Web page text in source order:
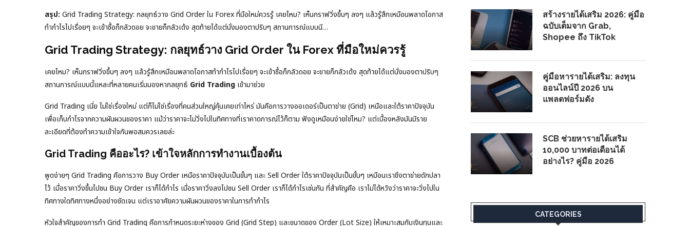
สรุป: Grid Trading Strategy: กลยุทธ์วาง Grid Order ใน Forex ที่มือใหม่ควรรู้ เคยไหม? เห็นกราฟวิ่งขึ้นๆ ลงๆ แล้วรู้สึกเหมือนพลาดโอกาส
ทำกำไรไปเรื่อยๆ จะเข้าซื้อก็กลัวดอย จะขายก็กลัวเด้ง สุดท้ายได้แต่นั่งมองตาปริบๆ สถานการณ์แบบนี…
Grid Trading Strategy: กลยุทธ์วาง Grid Order ใน Forex ที่มือใหม่ควรรู้
เคยไหม? เห็นกราฟวิ่งขึ้นๆ ลงๆ แล้วรู้สึกเหมือนพลาดโอกาสทำกำไรไปเรื่อยๆ จะเข้าซื้อก็กลัวดอย จะขายก็กลัวเด้ง สุดท้ายได้แต่นั่งมองตาปริบๆ
สถานการณ์แบบนี้แหละที่หลายคนเริ่มมองหากลยุทธ์ Grid Trading เข้ามาช่วย
Grid Trading เนี่ย ไม่ใช่เรื่องใหม่ แต่ก็ไม่ใช่เรื่องที่คนส่วนใหญ่คุ้นเคยเท่าไหร่ มันคือการวางออเดอร์เป็นตาข่าย (Grid) เหนือและใต้ราคาปัจจุบัน
เพื่อเก็บกำไรจากความผันผวนของราคา แม้ว่าราคาจะไม่วิ่งไปในทิศทางที่เราคาดการณ์ไว้ก็ตาม ฟังดูเหมือนง่ายใช่ไหม? แต่เบื้องหลังมันมีราย
ละเอียดที่ต้องทำความเข้าใจกันพอสมควรเลยล่ะ
Grid Trading คืออะไร? เข้าใจหลักการทำงานเบื้องต้น
พูดง่ายๆ Grid Trading คือการวาง Buy Order เหนือราคาปัจจุบันเป็นขั้นๆ และ Sell Order ใต้ราคาปัจจุบันเป็นขั้นๆ เหมือนเราขึงตาข่ายดักปลา
ไว้ เมื่อราคาวิ่งขึ้นไปชน Buy Order เราก็ได้กำไร เมื่อราคาวิ่งลงไปชน Sell Order เราก็ได้กำไรเช่นกัน ที่สำคัญคือ เราไม่ได้หวังว่าราคาจะวิ่งไปใน
ทิศทางใดทิศทางหนึ่งอย่างชัดเจน แต่เราอาศัยความผันผวนของราคาในการทำกำไร
หัวใจสำคัญของการทำ Grid Trading คือการกำหนดระยะห่างของ Grid (Grid Step) และขนาดของ Order (Lot Size) ให้เหมาะสมกับเงินทุนและ
สร้างรายได้เสริม 2026: คู่มือ
ฉบับเต็มจาก Grab,
Shopee ถึง TikTok
คู่มือหารายได้เสริม: ลงทุน
ออนไลน์ปี 2026 บน
แพลตฟอร์มดัง
SCB ช่วยหารายได้เสริม
10,000 บาทต่อเดือนได้
อย่างไร? คู่มือ 2026
CATEGORIES